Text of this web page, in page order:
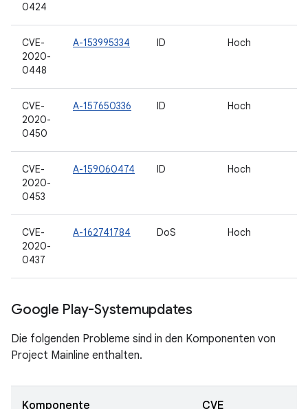
0424
CVE-
2020-
0448
A-153995334 ID Hoch
CVE-
2020-
0450
A-157650336 ID Hoch
CVE-
2020-
0453
A-159060474 ID Hoch
CVE-
2020-
0437
A-162741784 DoS Hoch
Google Play-Systemupdates
Die folgenden Probleme sind in den Komponenten von
Project Mainline enthalten.
Komponente CVE